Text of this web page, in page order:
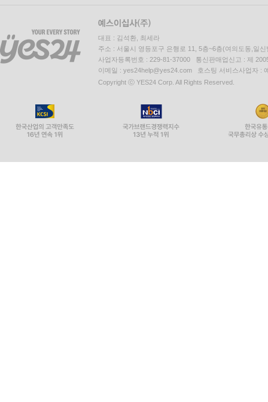
대표 : 김석환, 최세라
주소 : 서울시 영등포구 은행로 11, 5층~6층(여의도동,일신
사업자등록번호 : 229-81-37000 통신판매업신고 : 제
이메일 : yes24help@yes24.com 호스팅 서비스사업자 :
Copyright ⓒ YES24 Corp. All Rights Reserved.